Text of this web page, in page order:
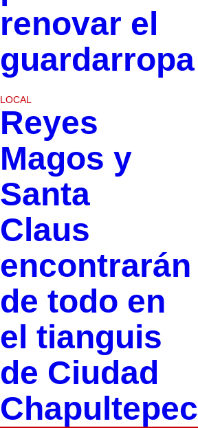
renovar el
guardarropa
LOCAL
Reyes
Magos y
Santa
Claus
encontrarán
de todo en
el tianguis
de Ciudad
Chapultepec